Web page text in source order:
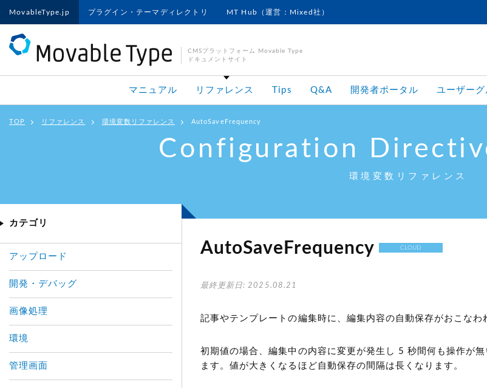
MovableType.jp プラグイン・テーマディレクトリ MT Hub（運営：Mixed社）
CMSプラットフォーム Movable Type
ドキュメントサイト
マニュアル リファレンス Tips Q&A 開発者ポータル ユーザーグ
TOP リファレンス 環境変数リファレンス AutoSaveFrequency
Configuration
環境変数リファレンス
AutoSaveFrequency CLOUD
最終更新日: 2025.08.21
記事やテンプレートの編集時に、編集内容の自動保存がおこなわ
初期値の場合、編集中の内容に変更が発生し 5 秒間何も操作が
ます。値が大きくなるほど自動保存の間隔は長くなります。
カテゴリ
アップロード
開発・デバッグ
画像処理
環境
管理画面